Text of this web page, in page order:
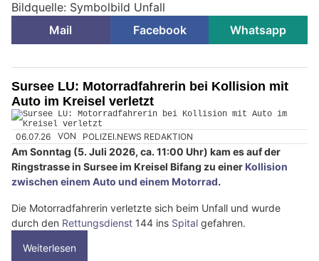
Bildquelle: Symbolbild Unfall
Mail
Facebook Whatsapp
Sursee LU: Motorradfahrerin bei Kollision mit
Auto im Kreisel verletzt
06.07.26 VON POLIZEI.NEWS REDAKTION
Am Sonntag (5. Juli 2026, ca. 11:00 Uhr) kam es auf der
Ringstrasse in Sursee im Kreisel Bifang zu einer Kollision
zwischen einem Auto und einem Motorrad.
Die Motorradfahrerin verletzte sich beim Unfall und wurde
durch den Rettungsdienst 144 ins Spital gefahren.
Weiterlesen